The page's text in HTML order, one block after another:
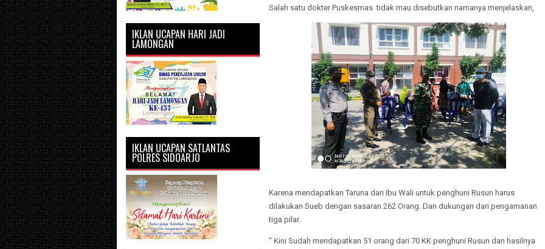
Salah satu dokter Puskesmas tidak mau disebutkan namanya menjelaskan,
Karena mendapatkan Taruna dari Ibu Wali untuk penghuni Rusun harus
dilakukan Sueb dengan sasaran 262 Orang. Dan dukungan dari pengamanan
tiga pilar.
" Kini Sudah mendapatkan 51 orang dari 70 KK penghuni Rusun dan hasilnya
IKLAN UCAPAN HARI JADI
LAMONGAN
IKLAN UCAPAN SATLANTAS
POLRES SIDOARJO